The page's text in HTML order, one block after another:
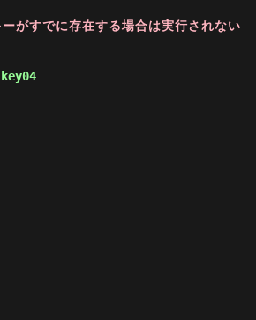
がすでに存在する場合は実行されない